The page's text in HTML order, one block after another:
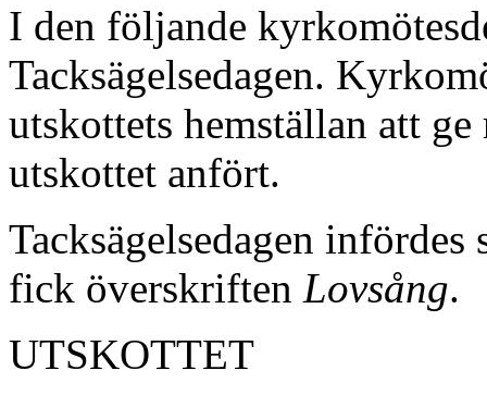
I den följande
Tacksägelsedagen.
utskottets hemställan att
utskottet anfört.
Tacksägelsedagen
fick överskriften Lovsång.
UTSKOTTET